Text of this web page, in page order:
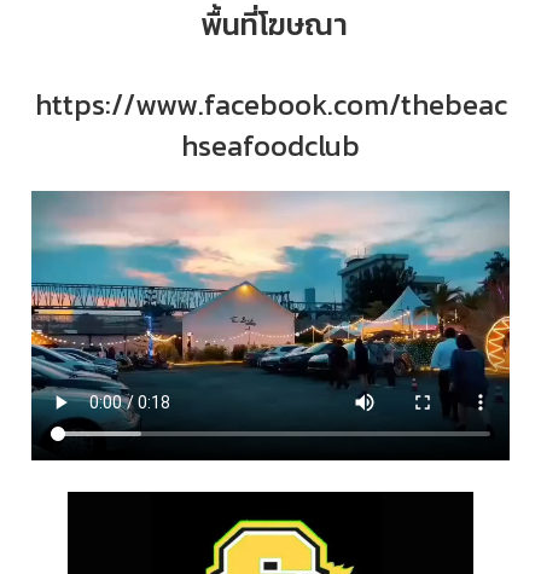
พื้นที่โฆษณา
https://www.facebook.com/thebeac
hseafoodclub